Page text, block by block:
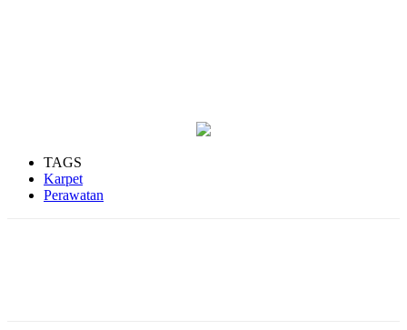
TAGS
Karpet
Perawatan